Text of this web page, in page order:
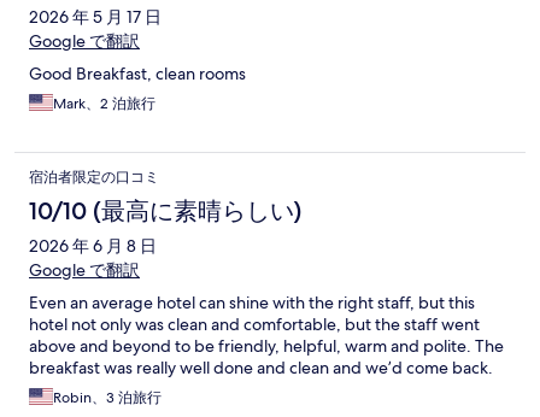
ミ
2026 年 5 月 17 日
Google で翻訳
Good Breakfast, clean rooms
Mark、2 泊旅行
宿泊者限定の口コミ
10/10 (最高に素晴らしい)
2026 年 6 月 8 日
Google で翻訳
Even an average hotel can shine with the right staff, but this
hotel not only was clean and comfortable, but the staff went
above and beyond to be friendly, helpful, warm and polite. The
breakfast was really well done and clean and we’d come back.
Robin、3 泊旅行